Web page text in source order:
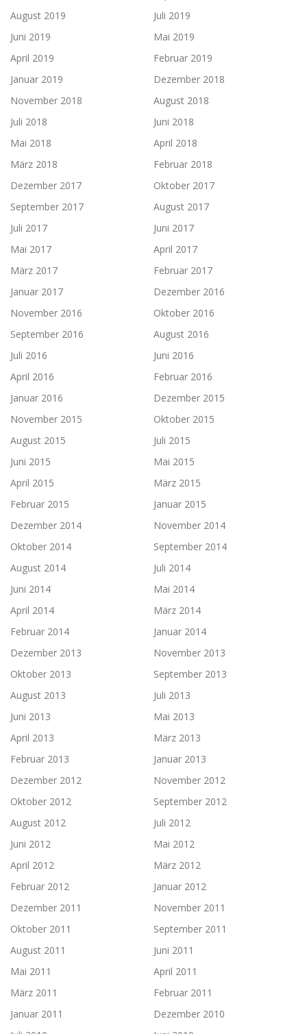
August 2019
Juli 2019
Juni 2019
Mai 2019
April 2019
Februar 2019
Januar 2019
Dezember 2018
November 2018
August 2018
Juli 2018
Juni 2018
Mai 2018
April 2018
März 2018
Februar 2018
Dezember 2017
Oktober 2017
September 2017
August 2017
Juli 2017
Juni 2017
Mai 2017
April 2017
März 2017
Februar 2017
Januar 2017
Dezember 2016
November 2016
Oktober 2016
September 2016
August 2016
Juli 2016
Juni 2016
April 2016
Februar 2016
Januar 2016
Dezember 2015
November 2015
Oktober 2015
August 2015
Juli 2015
Juni 2015
Mai 2015
April 2015
März 2015
Februar 2015
Januar 2015
Dezember 2014
November 2014
Oktober 2014
September 2014
August 2014
Juli 2014
Juni 2014
Mai 2014
April 2014
März 2014
Februar 2014
Januar 2014
Dezember 2013
November 2013
Oktober 2013
September 2013
August 2013
Juli 2013
Juni 2013
Mai 2013
April 2013
März 2013
Februar 2013
Januar 2013
Dezember 2012
November 2012
Oktober 2012
September 2012
August 2012
Juli 2012
Juni 2012
Mai 2012
April 2012
März 2012
Februar 2012
Januar 2012
Dezember 2011
November 2011
Oktober 2011
September 2011
August 2011
Juni 2011
Mai 2011
April 2011
März 2011
Februar 2011
Januar 2011
Dezember 2010